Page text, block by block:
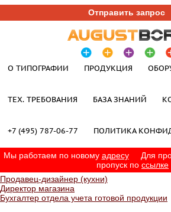
Отправить запрос
О ТИПОГРАФИИ ПРОДУКЦИЯ
ТЕХ. ТРЕБОВАНИЯ БАЗА ЗНАНИЙ
+7 (495) 787-06-77 ПОЛИТИКА
Мы работаем по новому адресу
Для
пропуск по ссылке
Продавец-дизайнер (кухни)
Директор магазина
Бухгалтер отдела учета готовой продукции